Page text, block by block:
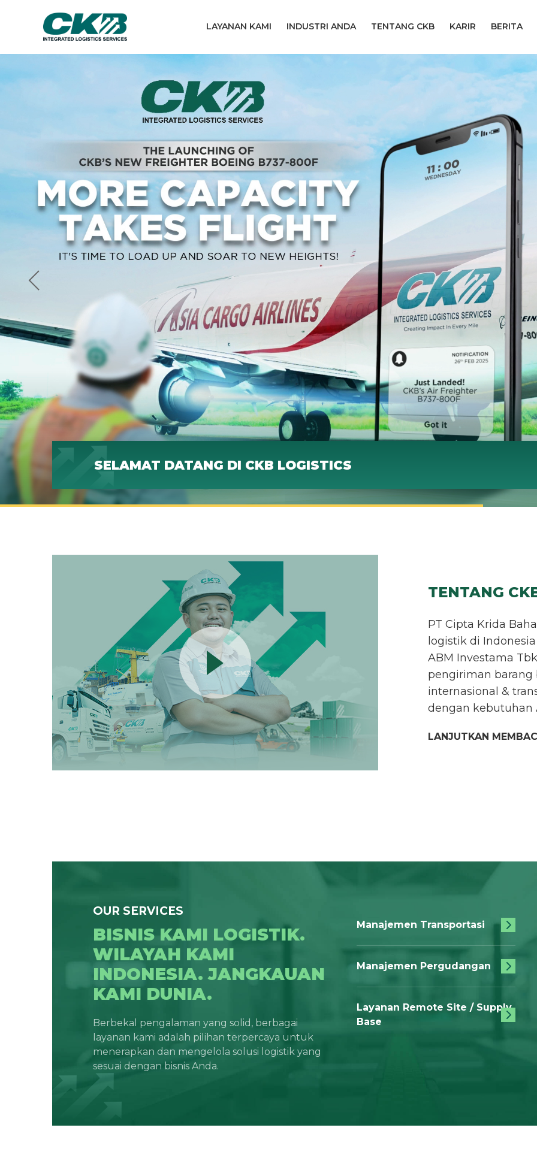
LAYANAN KAMI INDUSTRI ANDA TENTANG CKB KARIR BERITA
LIHAT LAYANAN KAMI
SELAMAT DATANG DI CKB LOGISTICS
TENTANG
PT Cipta Krida
logistik di
ABM Investama
pengiriman barang
internasional &
dengan kebutuhan
LANJUTKAN
OUR SERVICES
BISNIS KAMI LOGISTIK.
WILAYAH KAMI
INDONESIA. JANGKAUAN
KAMI DUNIA.
Berbekal pengalaman yang solid, berbagai
layanan kami adalah pilihan terpercaya untuk
menerapkan dan mengelola solusi logistik yang
sesuai dengan bisnis Anda.
Manajemen Transportasi
Manajemen Pergudangan
Layanan Remote Site / Supply
Base